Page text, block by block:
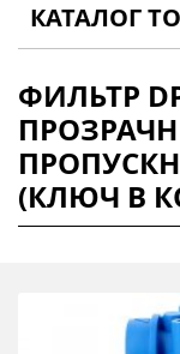
КАТАЛОГ
ФИЛЬТР
(КЛЮЧ В